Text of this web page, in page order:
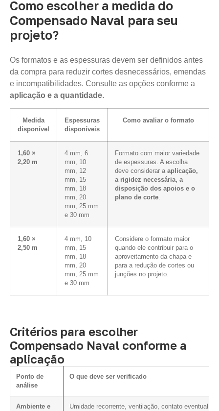
Como escolher a medida do
Compensado Naval para seu
projeto?
Os formatos e as espessuras devem ser definidos antes
da compra para reduzir cortes desnecessários, emendas
e incompatibilidades. Consulte as opções conforme a
aplicação e a quantidade.
Medida
disponível
Espessuras
disponíveis
Como avaliar o formato
1,60 ×
2,20 m
4 mm, 6
mm, 10
mm, 12
mm, 15
mm, 18
mm, 20
mm, 25 mm
e 30 mm
Formato com maior variedade
de espessuras. A escolha
deve considerar a aplicação,
a rigidez necessária, a
disposição dos apoios e o
plano de corte.
1,60 ×
2,50 m
4 mm, 10
mm, 15
mm, 18
mm, 20
mm, 25 mm
e 30 mm
Considere o formato maior
quando ele contribuir para o
aproveitamento da chapa e
para a redução de cortes ou
junções no projeto.
Critérios para escolher
Compensado Naval conforme a
aplicação
Ponto de
análise
O que deve ser verificado
Ambiente e
Umidade recorrente, ventilação, contato eventual